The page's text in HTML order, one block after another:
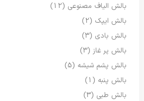
بالش الیاف مصنوعی (12)
بالش ایپک (2)
بالش بادی (3)
بالش پر غاز (3)
بالش پشم شیشه (5)
بالش پنبه (1)
بالش طبی (3)